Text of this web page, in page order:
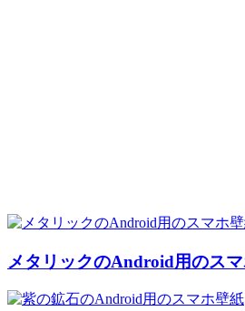
メタリックのAndroid用のス